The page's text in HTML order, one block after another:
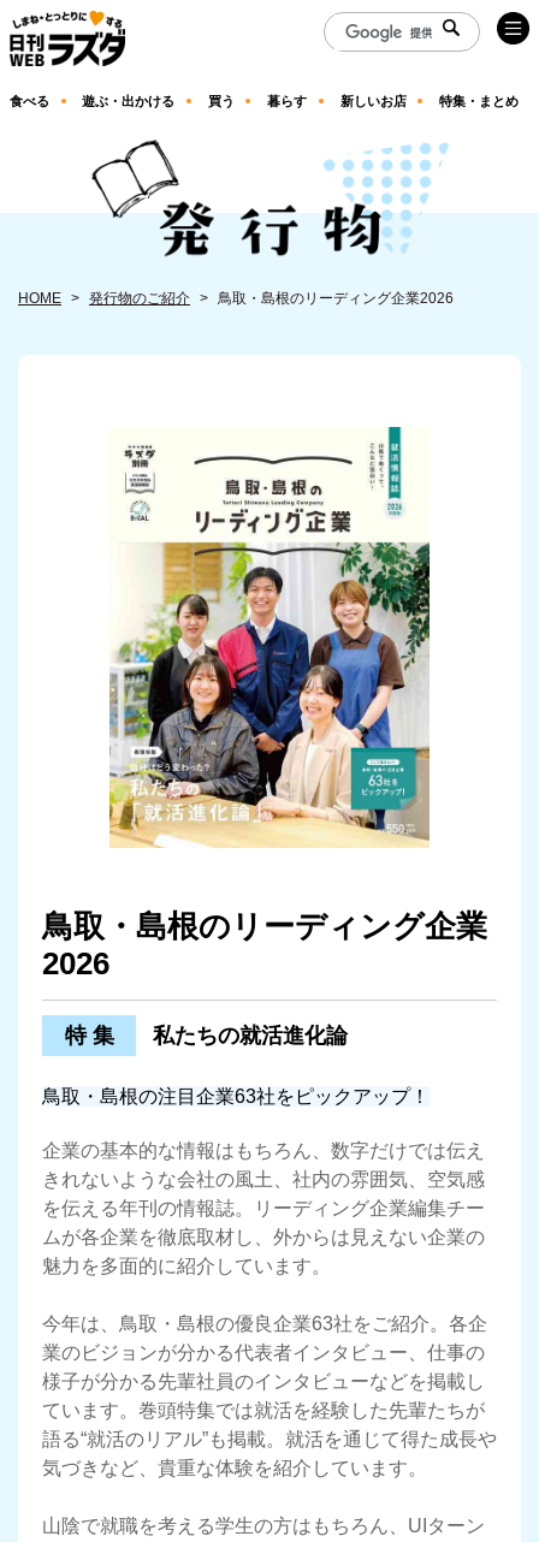
食べる 遊ぶ・出かける 買う 暮らす 新しいお店 特集・まとめ
HOME 発行物のご紹介 鳥取・島根のリーディング企業2026
鳥取・島根のリーディング企業
2026
特 集 私たちの就活進化論
鳥取・島根の注目企業63社をピックアップ！
企業の基本的な情報はもちろん、数字だけでは伝え
きれないような会社の風土、社内の雰囲気、空気感
を伝える年刊の情報誌。リーディング企業編集チー
ムが各企業を徹底取材し、外からは見えない企業の
魅力を多面的に紹介しています。
今年は、鳥取・島根の優良企業63社をご紹介。各企
業のビジョンが分かる代表者インタビュー、仕事の
様子が分かる先輩社員のインタビューなどを掲載し
ています。巻頭特集では就活を経験した先輩たちが
語る“就活のリアル”も掲載。就活を通じて得た成長や
気づきなど、貴重な体験を紹介しています。
山陰で就職を考える学生の方はもちろん、UIターン